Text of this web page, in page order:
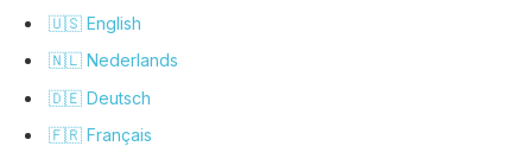
🇺🇸 English
🇳🇱 Nederlands
🇩🇪 Deutsch
🇫🇷 Français